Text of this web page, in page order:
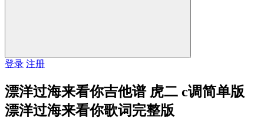
登录 注册
漂洋过海来看你吉他谱 虎二 c调简单版
漂洋过海来看你歌词完整版